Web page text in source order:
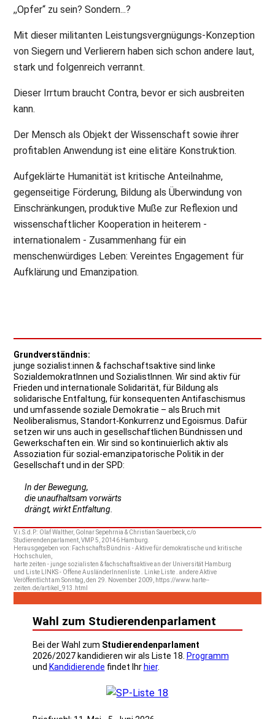
,,Opfer“ zu sein? Sondern...?
Mit dieser militanten Leistungsvergnügungs-Konzeption
von Siegern und Verlierern haben sich schon andere laut,
stark und folgenreich verrannt.
Dieser Irrtum braucht Contra, bevor er sich ausbreiten
kann.
Der Mensch als Objekt der Wissenschaft sowie ihrer
profitablen Anwendung ist eine elitäre Konstruktion.
Aufgeklärte Humanität ist kritische Anteilnahme,
gegenseitige Förderung, Bildung als Überwindung von
Einschränkungen, produktive Muße zur Reflexion und
wissenschaftlicher Kooperation in heiterem -
internationalem - Zusammenhang für ein
menschenwürdiges Leben: Vereintes Engagement für
Aufklärung und Emanzipation.
Grundverständnis:
junge sozialist:innen & fachschaftsaktive sind linke
SozialdemokratInnen und SozialistInnen. Wir sind aktiv für
Frieden und internationale Solidarität, für Bildung als
solidarische Entfaltung, für konsequenten Antifaschismus
und umfassende soziale Demokratie – als Bruch mit
Neoliberalismus, Standort-Konkurrenz und Egoismus. Dafür
setzen wir uns auch in gesellschaftlichen Bündnissen und
Gewerkschaften ein. Wir sind so kontinuierlich aktiv als
Assoziation für sozial-emanzipatorische Politik in der
Gesellschaft und in der SPD:
In der Bewegung,
die unaufhaltsam vorwärts
drängt, wirkt Entfaltung.
V.i.S.d.P.: Olaf Walther, Golnar Sepehrnia & Christian Sauerbeck, c/o
Studierendenparlament, VMP 5, 20146 Hamburg.
Herausgegeben von: FachschaftsBündnis - Aktive für demokratische und kritische
Hochschulen,
harte zeiten - junge sozialisten & fachschaftsaktive an der Universität Hamburg
und Liste LINKS - Offene AusländerInnenliste . Linke Liste . andere Aktive
Veröffentlicht am Sonntag, den 29. November 2009, https://www.harte--
zeiten.de/artikel_913.html
Wahl zum Studierendenparlament
Bei der Wahl zum Studierendenparlament
2026/2027 kandidieren wir als Liste 18. Programm
und Kandidierende findet Ihr hier.